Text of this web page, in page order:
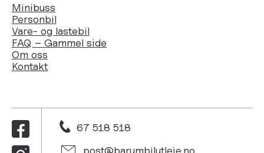
67 518 518
post@barumbilutleie.no
Minibuss
Personbil
Vare- og lastebil
FAQ – Gammel side
Om oss
Kontakt